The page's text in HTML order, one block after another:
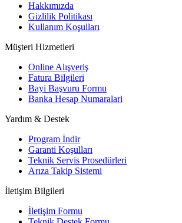
Hakkımızda
Gizlilik Politikası
Kullanım Koşulları
Müşteri Hizmetleri
Online Alışveriş
Fatura Bilgileri
Bayi Başvuru Formu
Banka Hesap Numaralari
Yardım & Destek
Program İndir
Garanti Koşulları
Teknik Servis Prosedürleri
Arıza Takip Sistemi
İletişim Bilgileri
İletişim Formu